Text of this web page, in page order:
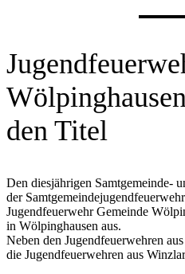
den Titel
Den diesjährigen Samtgemeinde-
der
Jugendfeuerwehr Gemeinde
in Wölpinghausen aus.
Neben den Jugendfeuerwehren
die Jugendfeuerwehren aus